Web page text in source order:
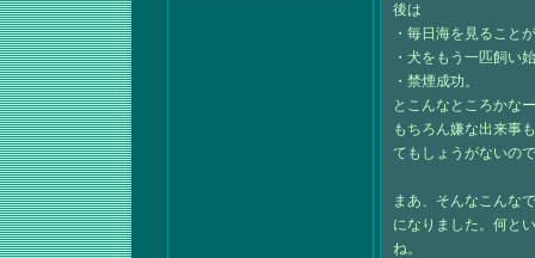
後は
・毎日海を見ること
・犬をもう一匹飼い
・禁煙成功。
とこんなところかな
もちろん嫌な出来事
てもしょうがないの
まあ、そんなこんな
になりました。何と
ね。